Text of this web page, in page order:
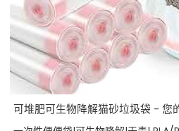
可堆肥可生物降解猫砂垃圾袋 - 您